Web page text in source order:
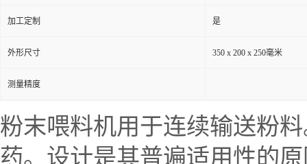
加工定制 是
外形尺寸 350 x 200 x 250毫米
测量精度
粉末喂料机用于连续输送粉料
药。设计是其普遍适用性的